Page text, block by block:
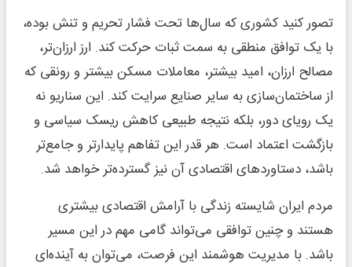
تصور کنید کشوری که سال‌ها تحت فشار تحریم و تنش بوده،
با یک توافق منطقی به سمت ثبات حرکت کند. ارز ارزان‌تر،
مصالح ارزان، امید بیشتر، معاملات مسکن بیشتر و رونقی که
از ساختمان‌سازی به سایر صنایع سرایت کند. این سناریو نه
یک رویای دور، بلکه نتیجه طبیعی کاهش ریسک سیاسی و
بازگشت اعتماد است. هر قدر این تفاهم پایدارتر و جامع‌تر
باشد، دستاوردهای اقتصادی آن نیز گسترده‌تر خواهد شد.
مردم ایران شایسته زندگی با آرامش اقتصادی بیشتری
هستند و چنین توافقی می‌تواند گامی مهم در این مسیر
باشد. با مدیریت هوشمند این فرصت، می‌توان به آینده‌ای